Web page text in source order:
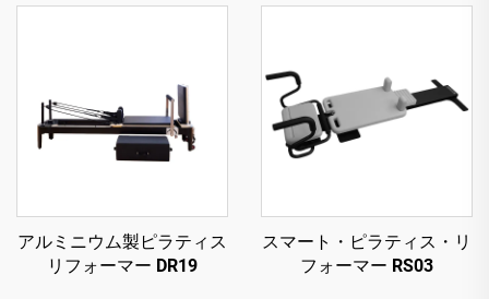
アルミニウム製ピラティス
リフォーマー DR19
スマート・ピラティス・リ
フォーマー RS03